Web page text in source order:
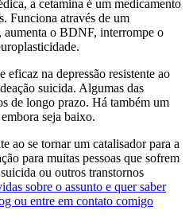
a cetamina é um medicamento
Funciona através de um
o BDNF, interrompe o
eficaz na depressão resistente ao
suicida. Algumas das
de longo prazo. Há também um
seja baixo.
ao se tornar um catalisador para a
para muitas pessoas que sofrem
ou outros transtornos
sobre o assunto e quer saber
ou entre em contato comigo